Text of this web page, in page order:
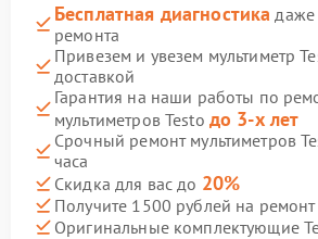
Бесплатная диагностика даже
ремонта
Привезем и увезем мультиметр
доставкой
Гарантия на наши работы по
мультиметров Testo до 3-х лет
Срочный ремонт мультиметров
часа
Скидка для вас до 20%
Получите 1500 рублей на ремонт
Оригинальные комплектующие